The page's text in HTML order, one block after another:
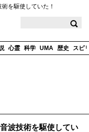
を駆使していた！
心霊 科学 UMA 歴史 スピ
波技術を駆使してい